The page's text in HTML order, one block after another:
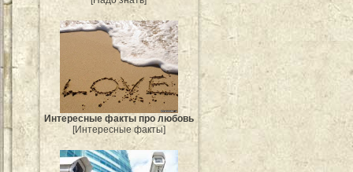
Интересные факты про любовь
[Интересные факты]